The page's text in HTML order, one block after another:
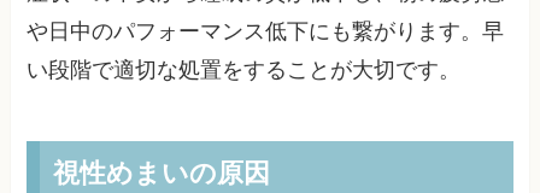
や日中のパフォーマンス低下にも繋がります。早
い段階で適切な処置をすることが大切です。
視性めまいの原因